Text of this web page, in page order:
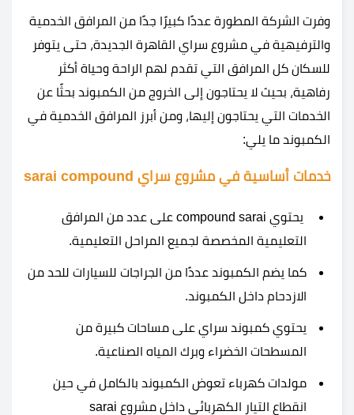
وفرت الشركة المطورة عددًا كبيرًا جدًا من المرافق الخدمية
والترفيهية في مشروع سراي القاهرة الجديدة، حتى يتوفر
للسكان كل المرافق التي تقدم لهم الراحة وحياة أكثر
رفاهية، بحيث لا يحتاجون إلى الخروج من الكمبوند بحثًا عن
الخدمات التي يحتاجون إليها، ومن أبرز المرافق الخدمية في
الكمبوند ما يلي:
خدمات أساسية في مشروع سراي sarai compound
يحتوي compound sarai على عدد من المرافق
التعليمية المخصصة لجميع المراحل التعليمية.
كما يضم الكمبوند عددًا من الجراجات للسيارات للحد من
الازدحام داخل الكمبوند.
يحتوي كمبوند سراي على مساحات كبيرة من
المسطحات الخضراء وبرك المياه الصناعية.
مولدات كهرباء تعوض الكمبوند بالكامل في حين
انقطاع التيار الكهربائي داخل مشروع sarai